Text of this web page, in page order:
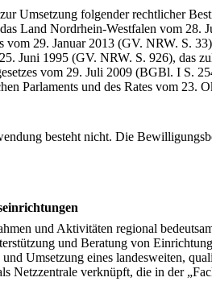
Umsetzung folgender rechtlicher
Land Nordrhein-Westfalen vom
vom 29. Januar 2013 (GV. NRW. S.
Juni 1995 (GV. NRW. S. 926), das
vom 29. Juli 2009 (BGBl. I S.
Parlaments und des Rates vom
besteht nicht. Die
und Aktivitäten regional
und Beratung von
Umsetzung eines landesweiten,
Netzzentrale verknüpft, die in der